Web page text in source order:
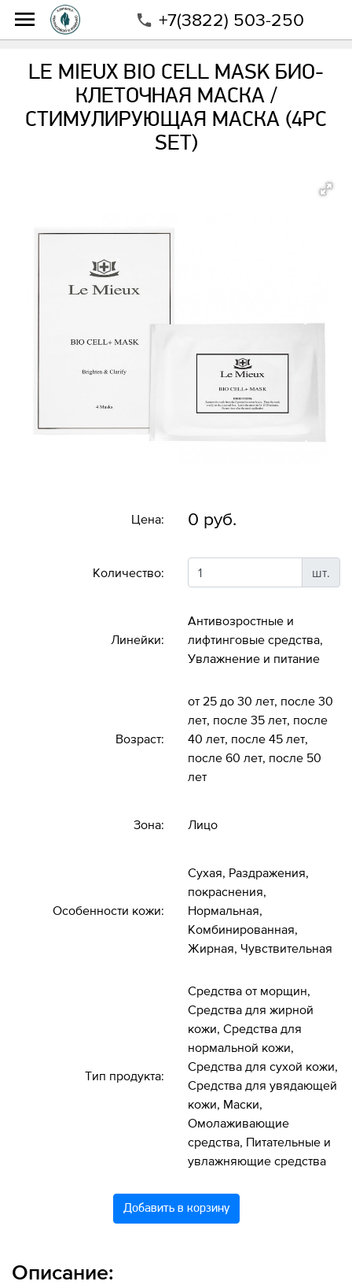
+7(3822) 503-250
Le Mieux Bio Cell Mask Био-клеточная маска /
стимулирующая маска (4pc Set)
LE MIEUX BIO CELL MASK БИО-
КЛЕТОЧНАЯ МАСКА /
СТИМУЛИРУЮЩАЯ МАСКА (4PC
SET)
Цена: 0 руб.
Количество: шт.
Линейки:
Антивозростные и
лифтинговые средства,
Увлажнение и питание
Возраст:
от 25 до 30 лет, после 30
лет, после 35 лет, после
40 лет, после 45 лет,
после 60 лет, после 50
лет
Зона: Лицо
Особенности кожи:
Сухая, Раздражения,
покраснения,
Нормальная,
Комбинированная,
Жирная, Чувствительная
Тип продукта:
Средства от морщин,
Средства для жирной
кожи, Средства для
нормальной кожи,
Средства для сухой кожи,
Средства для увядающей
кожи, Маски,
Омолаживающие
средства, Питательные и
увлажняющие средства
Добавить в корзину
Описание: